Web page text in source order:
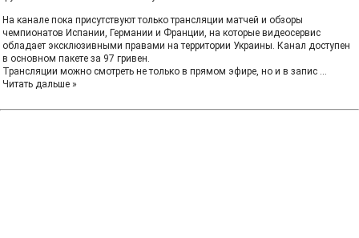
На канале пока присутствуют только трансляции матчей и обзоры
чемпионатов Испании, Германии и Франции, на которые видеосервис
обладает эксклюзивными правами на территории Украины. Канал доступен
в основном пакете за 97 гривен.
Трансляции можно смотреть не только в прямом эфире, но и в запис ...
Читать дальше »